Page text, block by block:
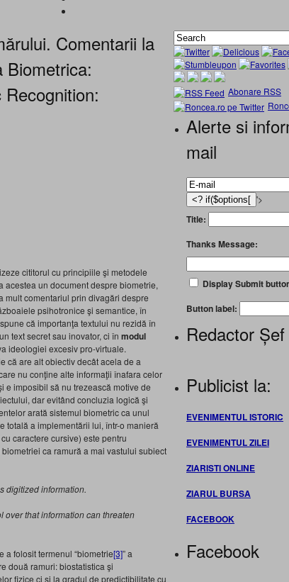
Comentarii la
Biometrica:
cititorul cu principiile şi metodele
un document despre biometrie,
mult comentariul prin divagări despre
psihotronice şi semantice, în
că importanţa textului nu rezidă în
text secret sau inovator, ci în modul
ideologiei excesiv pro-virtuale.
că are alt obiectiv decât acela de a
nu conţine alte informaţii înafara celor
e imposibil să nu trezească motive de
dar evitând concluzia logică şi
arată sistemul biometric ca unul
totală a implementării lui, într-o manieră
caractere cursive) este pentru
ca ramură a mai vastului subiect
digitized information.
over that information can threaten
folosit termenul “biometrie[3]” a
două ramuri: biostatistica şi
fizice ci şi la gradul de predictibilitate cu
Abonare RSS
Alerte si
mail
'>
Title:
Thanks Message:
Display Submit
Button label:
Redactor Șef
Publicist la:
EVENIMENTUL ISTORIC
EVENIMENTUL ZILEI
ZIARISTI ONLINE
ZIARUL BURSA
FACEBOOK
Facebook